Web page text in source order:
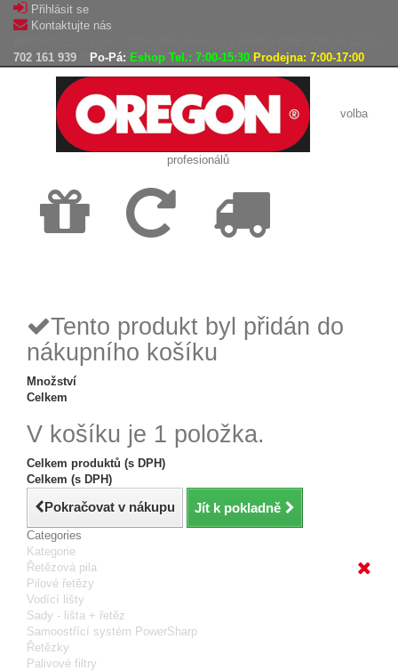
Přihlásit se
Kontaktujte nás
702 161 939
Po-Pá: Eshop Tel.: 7:00-15:30 Prodejna: 7:00-17:00
volba
profesionálů
Tento produkt byl přidán do
nákupního košíku
Množství
Celkem
V košíku je 1 položka.
Celkem produktů (s DPH)
Celkem (s DPH)
Pokračovat v nákupu Jít k pokladně
Categories
Kategorie
Řetězová pila
Pilové řetězy
Vodící lišty
Sady - lišta + řetěz
Samoostřící systém PowerSharp
Řetězky
Palivové filtry